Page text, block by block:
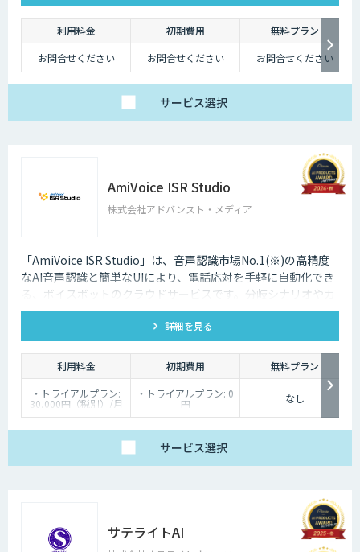
利用料金 初期費用
無料プラン
お問合せください
お問合せください お問合せください
サービス選択
AmiVoice ISR Studio
株式会社アドバンスト・メディア
「AmiVoice ISR Studio」は、音声認識市場No.1(※)の高精度
なAI音声認識と簡単なUIにより、電話応対を手軽に自動化でき
る、ボイスボットのクラウドサービスです。分岐シナリオやカ
スタマイズも可能な音声認識エンジン、電話転送などにより、
さまざまな電話シーンに対応します。※ 出典：合同会社
ecarlate「音声認識市場動向 2024」 音声認識ソフトウェア/ク
ラウドサービス市場
詳細を見る
利用料金 初期費用
無料プラン
・トライアルプラン:
30,000円（税別）/月
・通常プラン：基本料
合わせた価格体系で提
供しています。詳しく
はお問い合わせくださ
・トライアルプラン: 0
円
・通常プラン：お問い
なし
サービス選択
サテライトAI